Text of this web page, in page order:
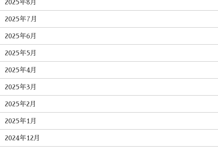
2025年8月
2025年7月
2025年6月
2025年5月
2025年4月
2025年3月
2025年2月
2025年1月
2024年12月